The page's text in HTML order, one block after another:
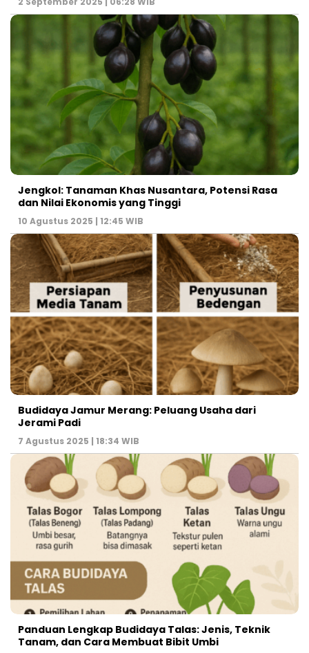
Jengkol: Tanaman Khas Nusantara, Potensi Rasa
dan Nilai Ekonomis yang Tinggi
10 Agustus 2025 | 12:45 WIB
Budidaya Jamur Merang: Peluang Usaha dari
Jerami Padi
7 Agustus 2025 | 18:34 WIB
Panduan Lengkap Budidaya Talas: Jenis, Teknik
Tanam, dan Cara Membuat Bibit Umbi